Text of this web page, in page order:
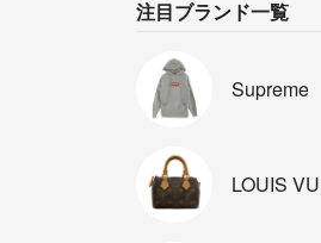
注目ブランド一覧
Supreme
LOUIS